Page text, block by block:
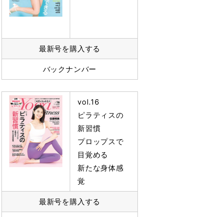
最新号を購入する
バックナンバー
vol.16
ピラティスの
新習慣
プロップスで
目覚める
新たな身体感
覚
最新号を購入する